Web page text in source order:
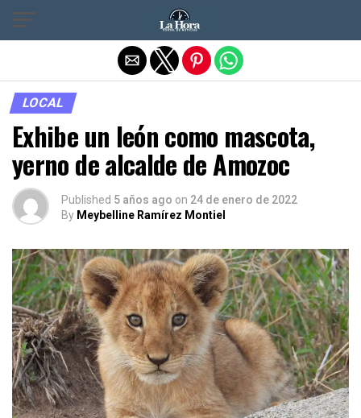
LOCAL
Exhibe un león como mascota,
yerno de alcalde de Amozoc
Published 5 años ago on 24 de enero de 2022
By Meybelline Ramírez Montiel
Salir de la versión móvil